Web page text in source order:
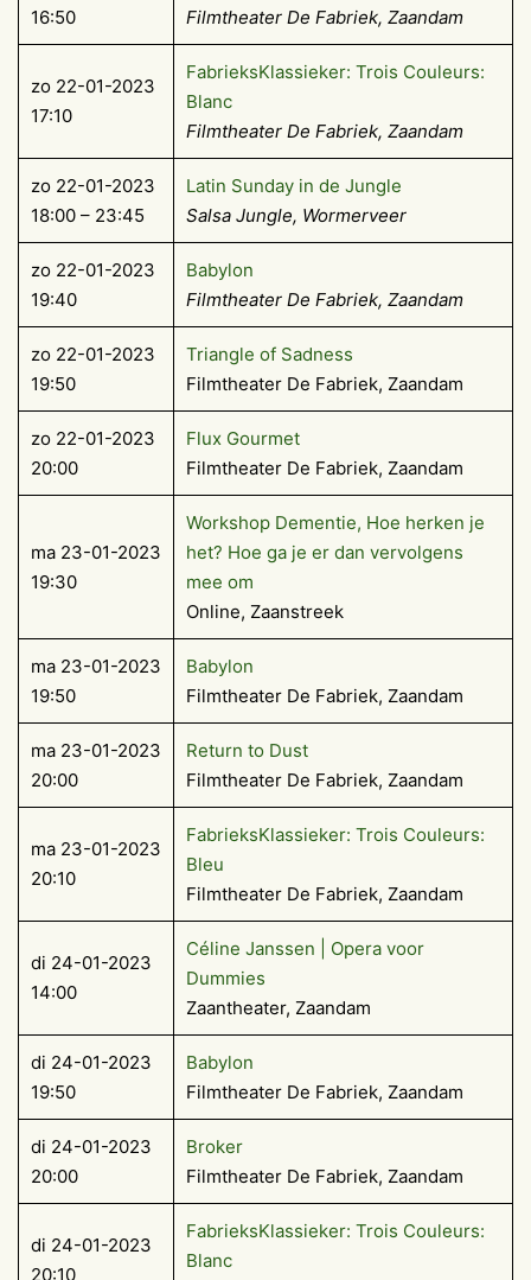
16:50
Filmtheater De Fabriek, Zaandam
zo 22-01-2023
17:10
FabrieksKlassieker: Trois Couleurs:
Blanc
Filmtheater De Fabriek, Zaandam
zo 22-01-2023
18:00 – 23:45
Latin Sunday in de Jungle
Salsa Jungle, Wormerveer
zo 22-01-2023
19:40
Babylon
Filmtheater De Fabriek, Zaandam
zo 22-01-2023
19:50
Triangle of Sadness
Filmtheater De Fabriek, Zaandam
zo 22-01-2023
20:00
Flux Gourmet
Filmtheater De Fabriek, Zaandam
ma 23-01-2023
19:30
Workshop Dementie, Hoe herken je
het? Hoe ga je er dan vervolgens
mee om
Online, Zaanstreek
ma 23-01-2023
19:50
Babylon
Filmtheater De Fabriek, Zaandam
ma 23-01-2023
20:00
Return to Dust
Filmtheater De Fabriek, Zaandam
ma 23-01-2023
20:10
FabrieksKlassieker: Trois Couleurs:
Bleu
Filmtheater De Fabriek, Zaandam
di 24-01-2023
14:00
Céline Janssen | Opera voor
Dummies
Zaantheater, Zaandam
di 24-01-2023
19:50
Babylon
Filmtheater De Fabriek, Zaandam
di 24-01-2023
20:00
Broker
Filmtheater De Fabriek, Zaandam
di 24-01-2023
20:10
FabrieksKlassieker: Trois Couleurs:
Blanc